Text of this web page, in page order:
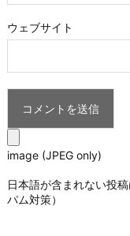
ウェブサイト
image (JPEG only)
日本語が含まれない投
パム対策）